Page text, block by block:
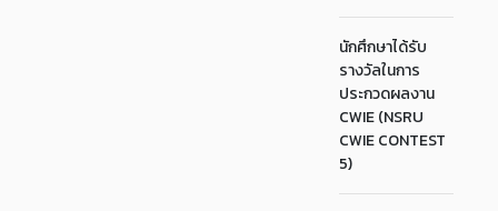
นักศึกษาได้รับ
รางวัลในการ
ประกวดผลงาน
CWIE (NSRU
CWIE CONTEST
5)